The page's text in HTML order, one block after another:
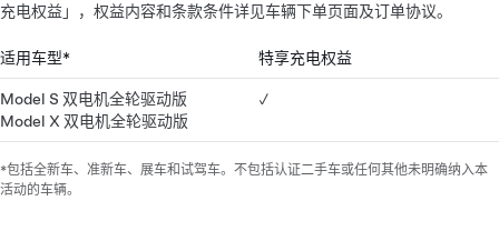
充电权益」，权益内容和条款条件详见车辆下单页面及订单协议。
适用车型* 特享充电权益
Model S 双电机全轮驱动版
Model X 双电机全轮驱动版
✓
*包括全新车、准新车、展车和试驾车。不包括认证二手车或任何其他未明确纳入本
活动的车辆。